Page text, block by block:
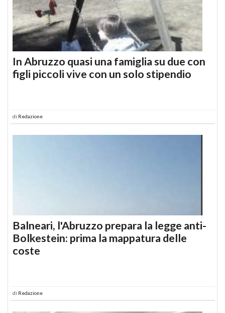
In Abruzzo quasi una famiglia su due con
figli piccoli vive con un solo stipendio
di Redazione
Balneari, l'Abruzzo prepara la legge anti-
Bolkestein: prima la mappatura delle
coste
di Redazione